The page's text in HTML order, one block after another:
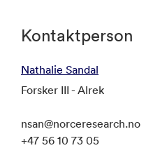
Kontaktperson
Nathalie Sandal
Forsker III - Alrek
nsan@norceresearch.no
+47 56 10 73 05